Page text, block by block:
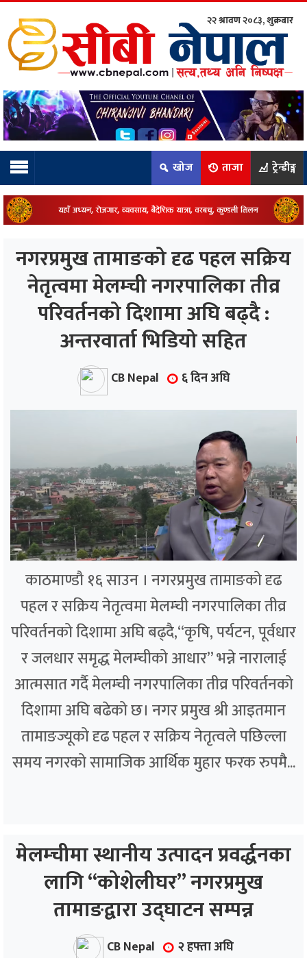
टिम:
२२ श्रावण २०८३, शुक्रबार
खोज ताजा ट्रेन्डीङ्ग
नगरप्रमुख तामाङको दृढ पहल सक्रिय
नेतृत्वमा मेलम्ची नगरपालिका तीव्र
परिवर्तनको दिशामा अघि बढ्दै :
अन्तरवार्ता भिडियो सहित
CB Nepal ६ दिन अघि
काठमाण्डौ १६ साउन । नगरप्रमुख तामाङको दृढ
पहल र सक्रिय नेतृत्वमा मेलम्ची नगरपालिका तीव्र
परिवर्तनको दिशामा अघि बढ्दै,“कृषि, पर्यटन, पूर्वधार
र जलधार समृद्ध मेलम्चीको आधार” भन्ने नारालाई
आत्मसात गर्दै मेलम्ची नगरपालिका तीव्र परिवर्तनको
दिशामा अघि बढेको छ। नगर प्रमुख श्री आइतमान
तामाङज्यूको दृढ पहल र सक्रिय नेतृत्वले पछिल्ला
समय नगरको सामाजिक आर्थिक मुहार फरक रुपमै...
मेलम्चीमा स्थानीय उत्पादन प्रवर्द्धनका
लागि “कोशेलीघर” नगरप्रमुख
तामाङद्वारा उद्घाटन सम्पन्न
CB Nepal २ हफ्ता अघि